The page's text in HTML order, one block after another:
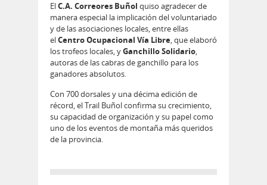
ElC.A. Correores Buñol quiso agradecer de
manera especial la implicación del voluntariado
y de las asociaciones locales, entre ellas
elCentro Ocupacional Vía Libre, que elaboró
los trofeos locales, yGanchillo Solidario,
autoras de las cabras de ganchillo para los
ganadores absolutos.
Con 700 dorsales y una décima edición de
récord, el Trail Buñol confirma su crecimiento,
su capacidad de organización y su papel como
uno de los eventos de montaña más queridos
de la provincia.